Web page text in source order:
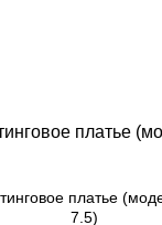
платье
7.5)